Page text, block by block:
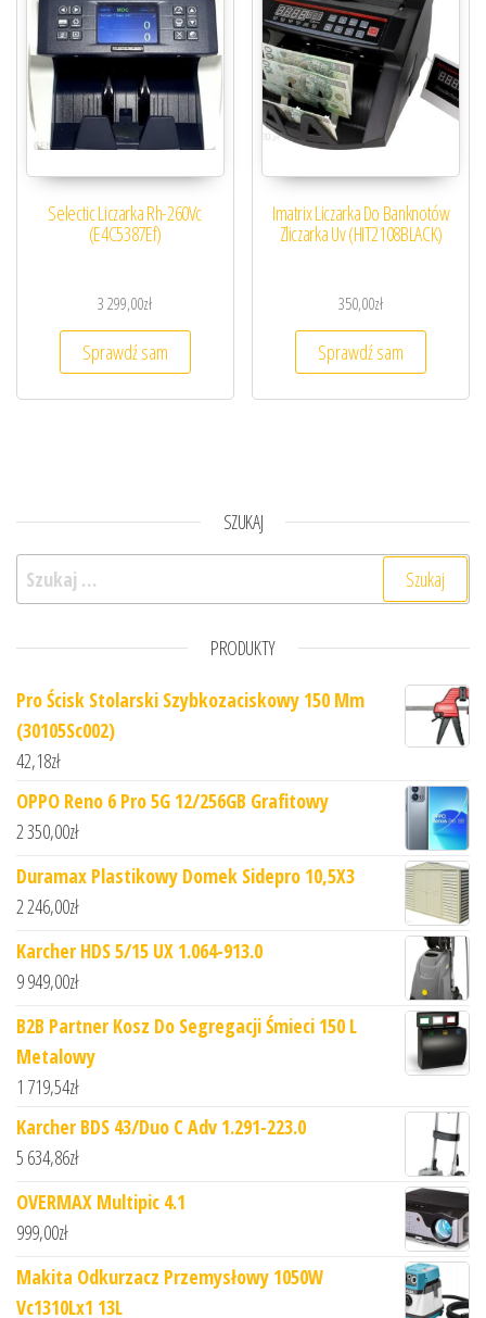
Selectic Liczarka Rh-260Vc
(E4C5387Ef)
3 299,00zł
Sprawdź sam
Imatrix Liczarka Do Banknotów
Zliczarka Uv (HIT2108BLACK)
350,00zł
Sprawdź sam
SZUKAJ
Szukaj:
PRODUKTY
Pro Ścisk Stolarski Szybkozaciskowy 150 Mm
(30105Sc002)
42,18zł
OPPO Reno 6 Pro 5G 12/256GB Grafitowy
2 350,00zł
Duramax Plastikowy Domek Sidepro 10,5X3
2 246,00zł
Karcher HDS 5/15 UX 1.064-913.0
9 949,00zł
B2B Partner Kosz Do Segregacji Śmieci 150 L
Metalowy
1 719,54zł
Karcher BDS 43/Duo C Adv 1.291-223.0
5 634,86zł
OVERMAX Multipic 4.1
999,00zł
Makita Odkurzacz Przemysłowy 1050W
Vc1310Lx1 13L